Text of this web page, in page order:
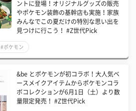
ントに登場！オリジナルグッズの販売
やポケモン装飾の基幹店も実施！家族
みんなでこの夏だけの特別な思い出を
見つけに行こう！ #Z世代Pick
#ポケモン
&be とポケモンが初コラボ！大人気ベ
ースメイクアイテムからポケモンコラ
ボコレクションが6月1日（土）より数
量限定発売！ #Z世代Pick